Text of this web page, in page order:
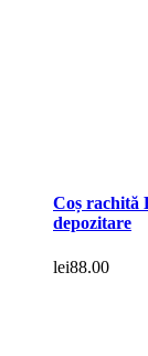
Coș rachită
depozitare
lei88.00